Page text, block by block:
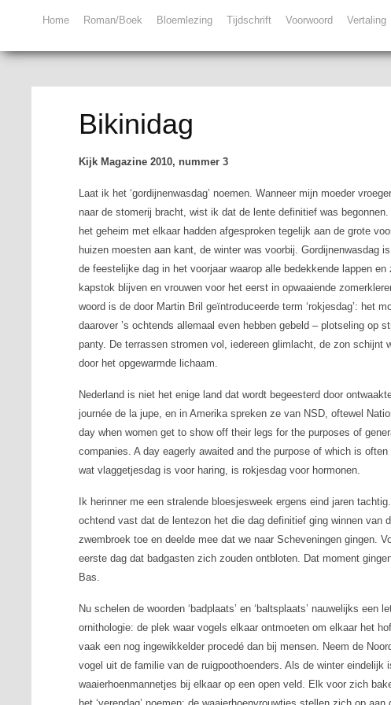
Home Roman/Boek Bloemlezing Tijdschrift Voorwoord Vertaling
Bikinidag
Kijk Magazine 2010, nummer 3
Laat ik het ‘gordijnenwasdag’ noemen. Wanneer mijn moeder
naar de stomerij bracht, wist ik dat de lente definitief was
het geheim met elkaar hadden afgesproken tegelijk aan de grote
huizen moesten aan kant, de winter was voorbij. Gordijnenwasdag
de feestelijke dag in het voorjaar waarop alle bedekkende lappen en
kapstok blijven en vrouwen voor het eerst in opwaaiende
woord is de door Martin Bril geïntroduceerde term ‘rokjesdag’: het
daarover ’s ochtends allemaal even hebben gebeld – plotseling op
panty. De terrassen stromen vol, iedereen glimlacht, de zon schijnt
door het opgewarmde lichaam.
Nederland is niet het enige land dat wordt begeesterd door
journée de la jupe, en in Amerika spreken ze van NSD, oftewel
day when women get to show off their legs for the purposes of
companies.A day eagerly awaited and the purpose of which is
wat vlaggetjesdag is voor haring, is rokjesdag voor hormonen.
Ik herinner me een stralende bloesjesweek ergens eind jaren
ochtend vast dat de lentezon het die dag definitief ging winnen van
zwembroek toe en deelde mee dat we naar Scheveningen gingen.
eerste dag dat badgasten zich zouden ontbloten. Dat moment
Bas.
Nu schelen de woorden ‘badplaats’ en ‘baltsplaats’ nauwelijks
ornithologie: de plek waar vogels elkaar ontmoeten om elkaar het
vaak een nog ingewikkelder procedé dan bij mensen. Neem de
vogel uit de familie van de ruigpoothoenders. Als de winter eindelijk
waaierhoenmannetjes bij elkaar op een open veld. Elk voor zich